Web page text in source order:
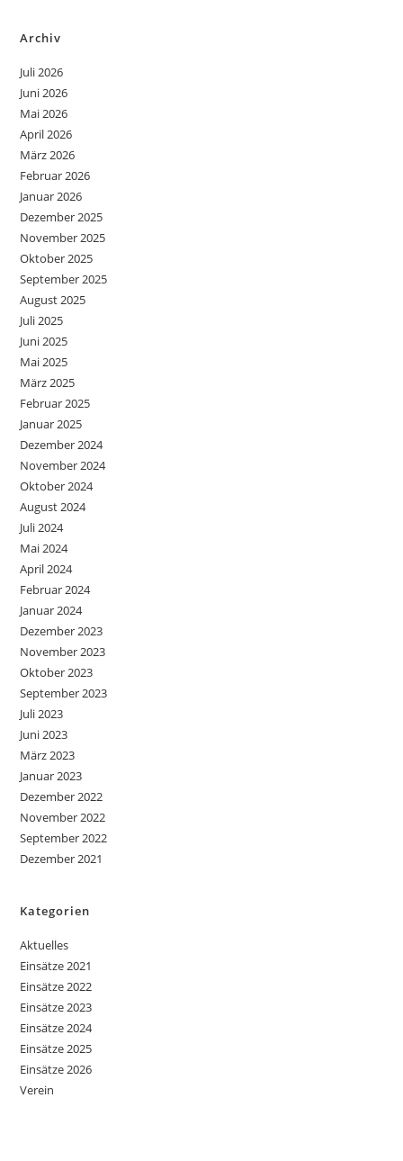
Archiv
Juli 2026
Juni 2026
Mai 2026
April 2026
März 2026
Februar 2026
Januar 2026
Dezember 2025
November 2025
Oktober 2025
September 2025
August 2025
Juli 2025
Juni 2025
Mai 2025
März 2025
Februar 2025
Januar 2025
Dezember 2024
November 2024
Oktober 2024
August 2024
Juli 2024
Mai 2024
April 2024
Februar 2024
Januar 2024
Dezember 2023
November 2023
Oktober 2023
September 2023
Juli 2023
Juni 2023
März 2023
Januar 2023
Dezember 2022
November 2022
September 2022
Dezember 2021
Kategorien
Aktuelles
Einsätze 2021
Einsätze 2022
Einsätze 2023
Einsätze 2024
Einsätze 2025
Einsätze 2026
Verein